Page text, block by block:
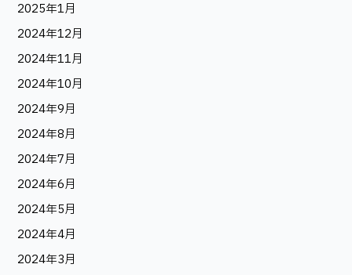
2025年1月
2024年12月
2024年11月
2024年10月
2024年9月
2024年8月
2024年7月
2024年6月
2024年5月
2024年4月
2024年3月